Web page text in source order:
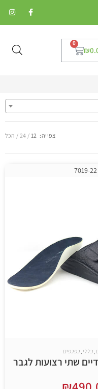
₪
0
צפייה: 12
24 הכל
7019-22
,כללי ,כפכפים
שתי רצועות לגבר